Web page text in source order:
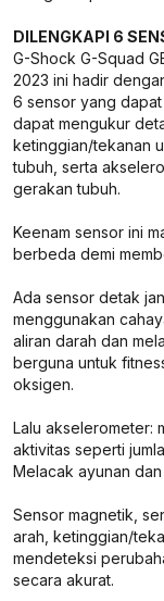
DILENGKAPI 6
G-Shock G-Squad
2023 ini hadir
6 sensor yang
dapat mengukur
ketinggian/tekanan
tubuh, serta
gerakan tubuh.
Keenam sensor ini
berbeda demi
Ada sensor detak
menggunakan
aliran darah dan
berguna untuk
oksigen.
Lalu akselerometer:
aktivitas seperti
Melacak ayunan
Sensor magnetik,
arah, ketinggian/
mendeteksi
secara akurat.